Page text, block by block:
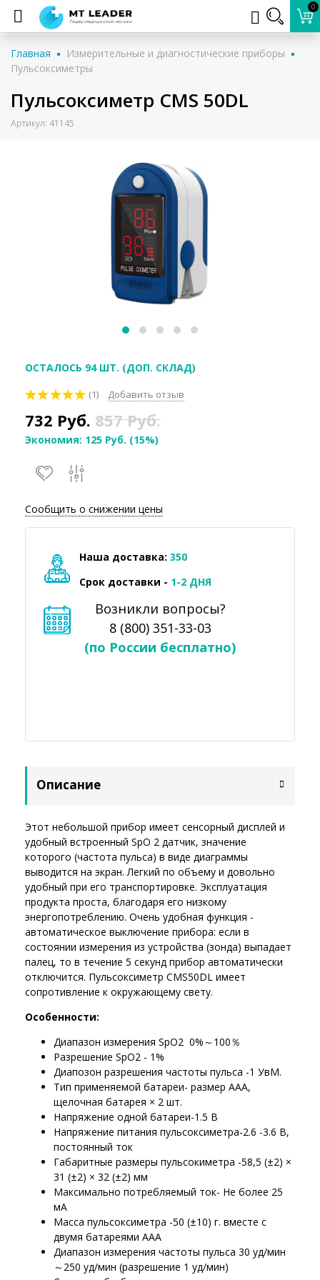
0
Главная
Измерительные и диагностические приборы
Пульсоксиметры
Пульсоксиметр CMS 50DL
Артикул: 41145
ОСТАЛОСЬ 94 ШТ. (ДОП. СКЛАД)
(1) Добавить отзыв
732 Руб. 857Руб.
Экономия: 125 Руб. (15%)
Сообщить о снижении цены
Наша доставка: 350
Срок доставки - 1-2 ДНЯ
Возникли вопросы?
8 (800) 351-33-03
(по России бесплатно)
Описание
Этот небольшой прибор имеет сенсорный дисплей и
удобный встроенный SpO 2 датчик, значение
которого (частота пульса) в виде диаграммы
выводится на экран. Легкий по объему и довольно
удобный при его транспортировке. Эксплуатация
продукта проста, благодаря его низкому
энергопотреблению. Очень удобная функция -
автоматическое выключение прибора: если в
состоянии измерения из устройства (зонда) выпадает
палец, то в течение 5 секунд прибор автоматически
отключится. Пульсоксиметр CMS50DL имеет
сопротивление к окружающему свету.
Особенности:
Диапазон измерения SpO2 0%～100％
Разрешение SpO2 - 1%
Диапозон разрешения частоты пульса -1 УвМ.
Тип применяемой батареи- размер AAA,
щелочная батарея × 2 шт.
Напряжение одной батареи-1.5 В
Напряжение питания пульсоксиметра-2.6 -3.6 В,
постоянный ток
Габаритные размеры пульсокиметра -58,5 (±2) ×
31 (±2) × 32 (±2) мм
Максимально потребляемый ток- Не более 25
мА
Масса пульсоксиметра -50 (±10) г. вместе с
двумя батареями ААА
Диапазон измерения частоты пульса 30 уд/мин
～250 уд/мин (разрешение 1 уд/мин)